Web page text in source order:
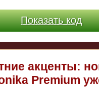
Показать код
акценты:
Premium